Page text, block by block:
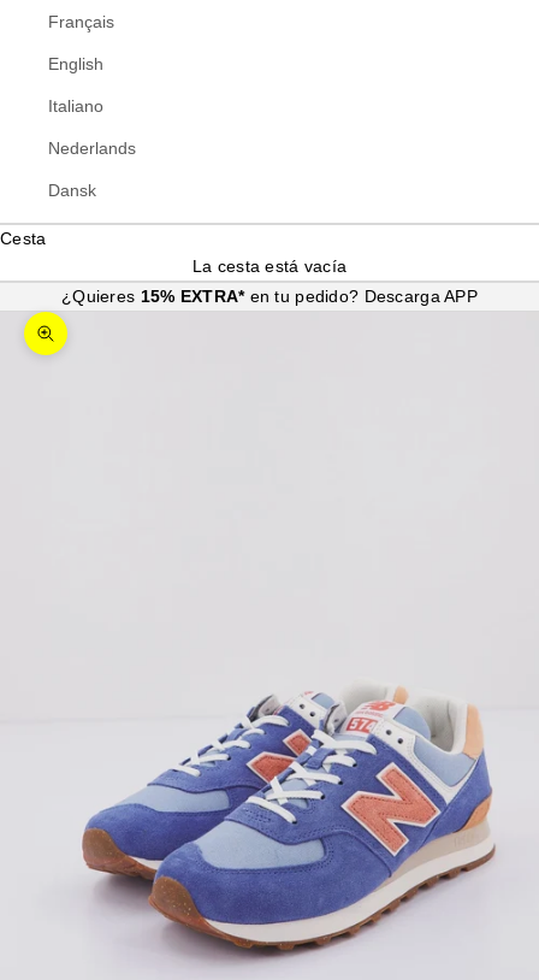
Français
English
Italiano
Nederlands
Dansk
Cesta
La cesta está vacía
¿Quieres 15% EXTRA* en tu pedido? Descarga APP
Zoom